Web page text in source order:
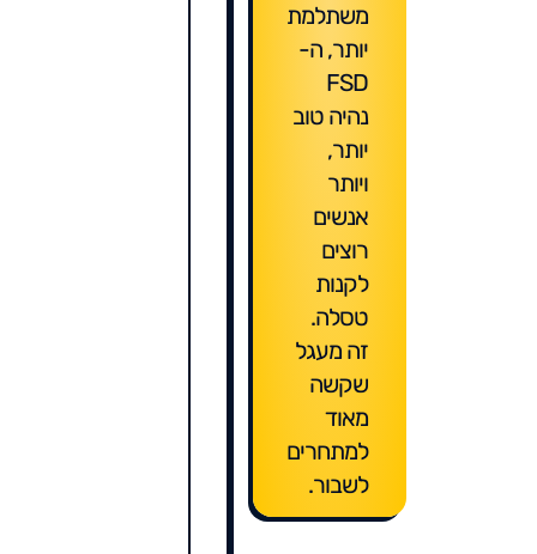
משתלמת
יותר, ה-
FSD
נהיה טוב
יותר,
ויותר
אנשים
רוצים
לקנות
טסלה.
זה מעגל
שקשה
מאוד
למתחרים
לשבור.